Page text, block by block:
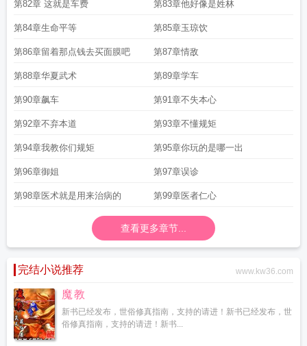
第82章 这就是车费 第83章他好像是姓林
第84章生命平等 第85章玉琼饮
第86章留着那点钱去买面膜吧 第87章情敌
第88章华夏武术 第89章学车
第90章飙车 第91章不失本心
第92章不弃本道 第93章不懂规矩
第94章我教你们规矩 第95章你玩的是哪一出
第96章御姐 第97章误诊
第98章医术就是用来治病的 第99章医者仁心
查看更多章节...
完结小说推荐 www.kw36.com
魔教
新书已经发布，世俗修真指南，支持的请进！新书已经发布，世
俗修真指南，支持的请进！新书...